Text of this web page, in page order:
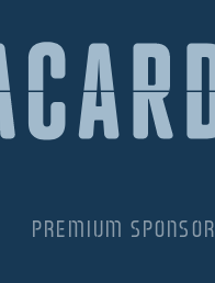
PREMIUM SPONSOR